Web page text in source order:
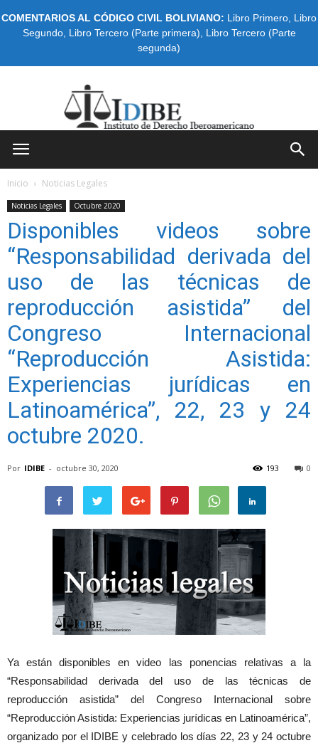
COMENTARIOS AL CÓDIGO CIVIL BOLIVIANO: Libro Primero Libro
Segundo, Libro Tercero (Parte primera)
Libro Tercero (Parte
segunda)
Inicio Noticias Legales
Noticias Legales Octubre 2020
Disponibles videos sobre
“Responsabilidad derivada del
uso de las técnicas de
reproducción asistida” del
Congreso Internacional
“Reproducción Asistida:
Experiencias jurídicas en
Latinoamérica”, 22, 23 y 24
octubre 2020.
Por IDIBE - octubre 30, 2020 0
193
Ya están disponibles en video las ponencias relativas a la
“Responsabilidad derivada del uso de las técnicas de
reproducción asistida” del Congreso Internacional sobre
“Reproducción Asistida: Experiencias jurídicas en Latinoamérica”,
organizado por el IDIBE y celebrado los días 22, 23 y 24 octubre